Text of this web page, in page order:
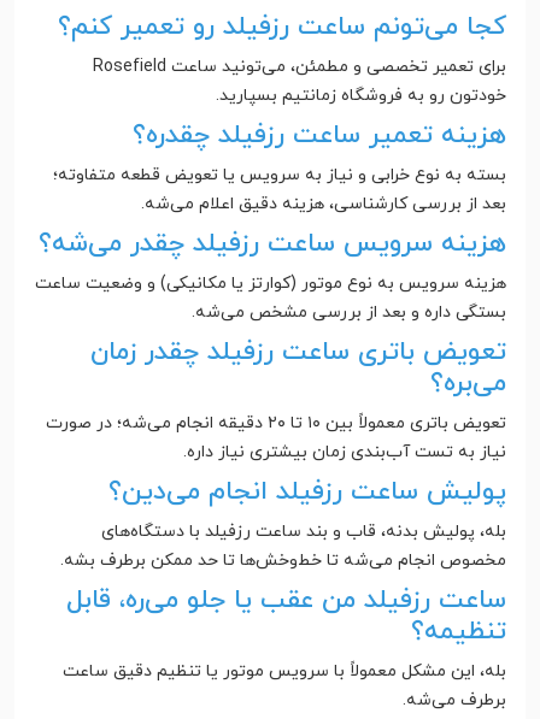
کجا می‌تونم ساعت رزفیلد رو تعمیر کنم؟
برای تعمیر تخصصی و مطمئن، می‌تونید ساعت Rosefield
خودتون رو به فروشگاه زمانتیم بسپارید.
هزینه تعمیر ساعت رزفیلد چقدره؟
بسته به نوع خرابی و نیاز به سرویس یا تعویض قطعه متفاوته؛
بعد از بررسی کارشناسی، هزینه دقیق اعلام می‌شه.
هزینه سرویس ساعت رزفیلد چقدر می‌شه؟
هزینه سرویس به نوع موتور (کوارتز یا مکانیکی) و وضعیت ساعت
بستگی داره و بعد از بررسی مشخص می‌شه.
تعویض باتری ساعت رزفیلد چقدر زمان
می‌بره؟
تعویض باتری معمولاً بین ۱۰ تا ۲۰ دقیقه انجام می‌شه؛ در صورت
نیاز به تست آب‌بندی زمان بیشتری نیاز داره.
پولیش ساعت رزفیلد انجام می‌دین؟
بله، پولیش بدنه، قاب و بند ساعت رزفیلد با دستگاه‌های
مخصوص انجام می‌شه تا خط‌وخش‌ها تا حد ممکن برطرف بشه.
ساعت رزفیلد من عقب یا جلو می‌ره، قابل
تنظیمه؟
بله، این مشکل معمولاً با سرویس موتور یا تنظیم دقیق ساعت
برطرف می‌شه.